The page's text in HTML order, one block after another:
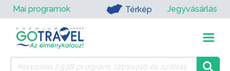
Mai programok Térkép Jegyvásárlás